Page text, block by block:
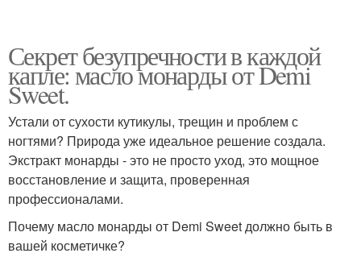
Секрет безупречности в каждой
капле: масло монарды от Demi
Sweet.
Устали от сухости кутикулы, трещин и проблем с
ногтями? Природа уже идеальное решение создала.
Экстракт монарды - это не просто уход, это мощное
восстановление и защита, проверенная
профессионалами.
Почему масло монарды от Demi Sweet должно быть в
вашей косметичке?